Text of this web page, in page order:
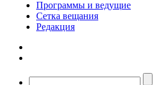
Программы и ведущие
Сетка вещания
Редакция